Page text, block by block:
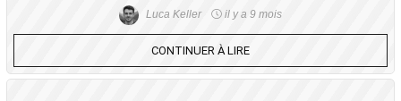
Luca Keller il y a 9 mois
CONTINUER À LIRE